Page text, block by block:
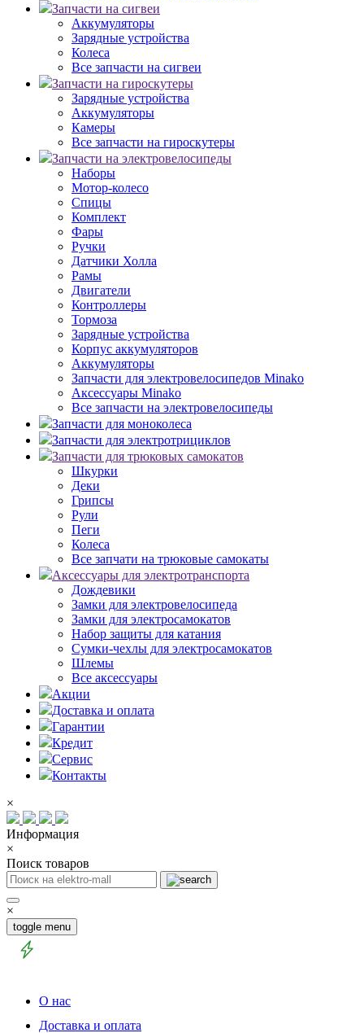
Запчасти на сигвеи
Аккумуляторы
Зарядные устройства
Колеса
Все запчасти на сигвеи
Запчасти на гироскутеры
Зарядные устройства
Аккумуляторы
Камеры
Все запчасти на гироскутеры
Запчасти на электровелосипеды
Наборы
Мотор-колесо
Спицы
Комплект
Фары
Ручки
Датчики Холла
Рамы
Двигатели
Контроллеры
Тормоза
Зарядные устройства
Корпус аккумуляторов
Аккумуляторы
Запчасти для электровелосипедов Minako
Аксессуары Minako
Все запчасти на электровелосипеды
Запчасти для моноколеса
Запчасти для электротрициклов
Запчасти для трюковых самокатов
Шкурки
Деки
Грипсы
Рули
Пеги
Колеса
Все запчати на трюковые самокаты
Аксессуары для электротранспорта
Дождевики
Замки для электровелосипеда
Замки для электросамокатов
Набор защиты для катания
Сумки-чехлы для электросамокатов
Шлемы
Все аксессуары
Акции
Доставка и оплата
Гарантии
Кредит
Сервис
Контакты
×
Информация
×
Поиск товаров
×
toggle menu
О нас
Доставка и оплата